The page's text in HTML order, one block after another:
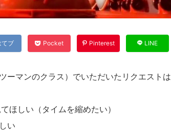
てブ Pocket Pinterest LINE
ーマンのクラス）でいただいたリクエストは
ほしい（タイムを縮めたい）
い